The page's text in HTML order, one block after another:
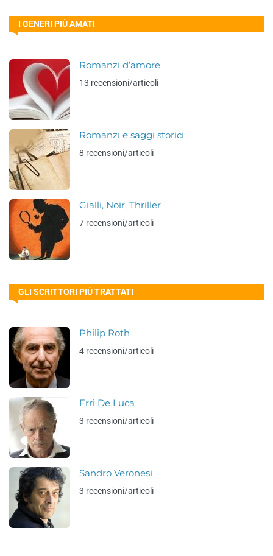
I GENERI PIÙ AMATI
Romanzi d’amore
13 recensioni/articoli
Romanzi e saggi storici
8 recensioni/articoli
Gialli, Noir, Thriller
7 recensioni/articoli
GLI SCRITTORI PIÙ TRATTATI
Philip Roth
4 recensioni/articoli
Erri De Luca
3 recensioni/articoli
Sandro Veronesi
3 recensioni/articoli